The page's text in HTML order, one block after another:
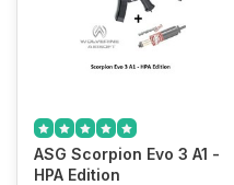
ASG Scorpion Evo 3 A1 -
HPA Edition